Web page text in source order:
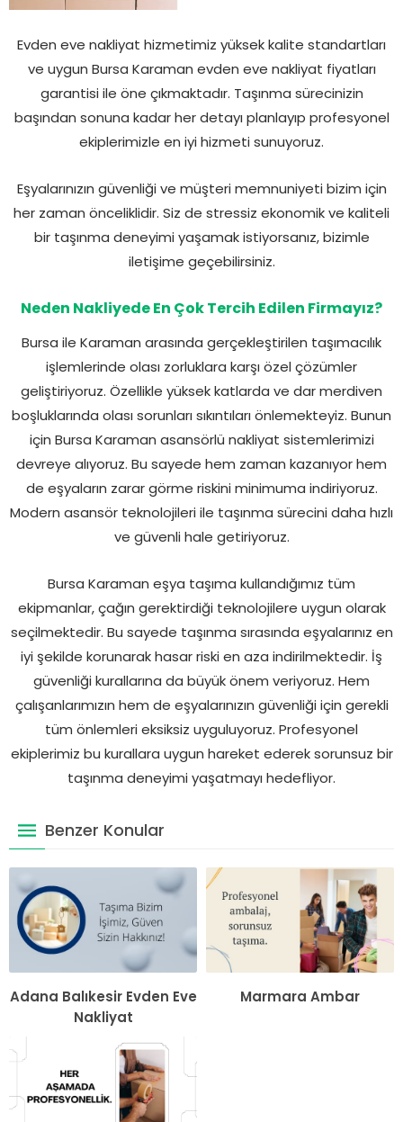
Evden eve nakliyat hizmetimiz yüksek kalite standartları
ve uygun Bursa Karaman evden eve nakliyat fiyatları
garantisi ile öne çıkmaktadır. Taşınma sürecinizin
başından sonuna kadar her detayı planlayıp profesyonel
ekiplerimizle en iyi hizmeti sunuyoruz.
Eşyalarınızın güvenliği ve müşteri memnuniyeti bizim için
her zaman önceliklidir. Siz de stressiz ekonomik ve kaliteli
bir taşınma deneyimi yaşamak istiyorsanız, bizimle
iletişime geçebilirsiniz.
Neden Nakliyede En Çok Tercih Edilen Firmayız?
Bursa ile Karaman arasında gerçekleştirilen taşımacılık
işlemlerinde olası zorluklara karşı özel çözümler
geliştiriyoruz. Özellikle yüksek katlarda ve dar merdiven
boşluklarında olası sorunları sıkıntıları önlemekteyiz. Bunun
için Bursa Karaman asansörlü nakliyat sistemlerimizi
devreye alıyoruz. Bu sayede hem zaman kazanıyor hem
de eşyaların zarar görme riskini minimuma indiriyoruz.
Modern asansör teknolojileri ile taşınma sürecini daha hızlı
ve güvenli hale getiriyoruz.
Bursa Karaman eşya taşıma kullandığımız tüm
ekipmanlar, çağın gerektirdiği teknolojilere uygun olarak
seçilmektedir. Bu sayede taşınma sırasında eşyalarınız en
iyi şekilde korunarak hasar riski en aza indirilmektedir. İş
güvenliği kurallarına da büyük önem veriyoruz. Hem
çalışanlarımızın hem de eşyalarınızın güvenliği için gerekli
tüm önlemleri eksiksiz uyguluyoruz. Profesyonel
ekiplerimiz bu kurallara uygun hareket ederek sorunsuz bir
taşınma deneyimi yaşatmayı hedefliyor.
Benzer Konular
Adana Balıkesir Evden Eve
Nakliyat
Marmara Ambar